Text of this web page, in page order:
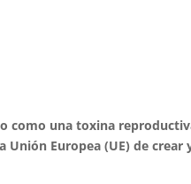
como una toxina
Europea (UE) de crear